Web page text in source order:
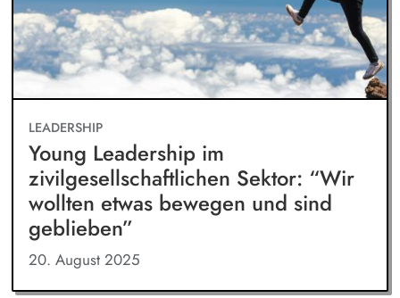
LEADERSHIP
Young Leadership im
zivilgesellschaftlichen Sektor: “Wir
wollten etwas bewegen und sind
geblieben”
20. August 2025